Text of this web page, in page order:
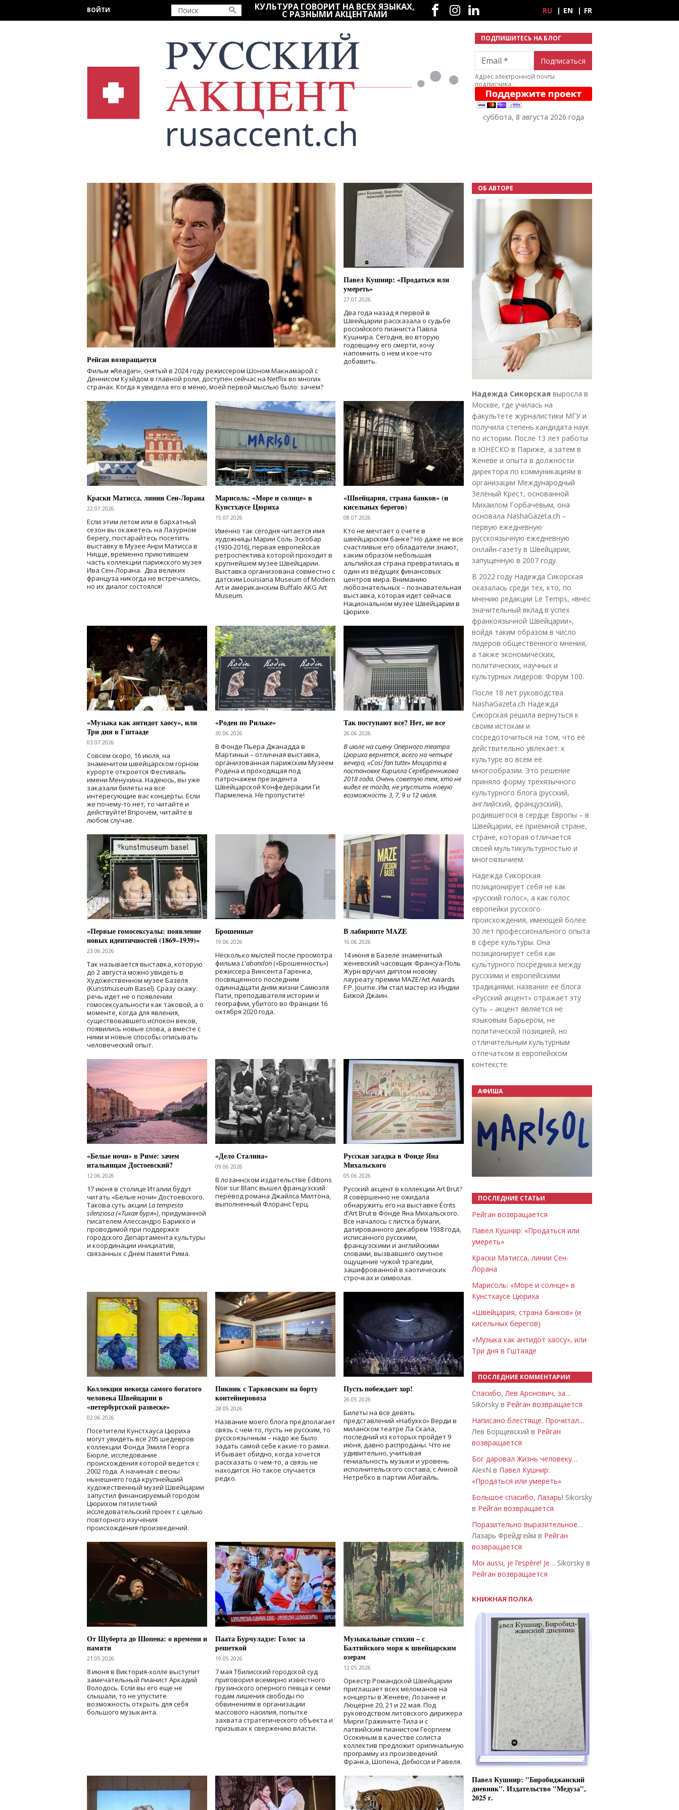
ВОЙТИ КУЛЬТУРА ГОВОРИТ НА ВСЕХ ЯЗЫКАХ,
С РАЗНЫМИ АКЦЕНТАМИ
Социальные сети
RU EN FR
ПОДПИШИТЕСЬ НА БЛОГ
Email
Адрес электронной почты
подписчика.
суббота, 8 августа 2026 года
Рейган возвращается
Фильм «Reagan», снятый в 2024 годурежиссером Шоном Макнамарой с
Деннисом Куэйдом в главной роли, доступен сейчас на Netflix во многих
странах. Когда я увидела его в меню, моей первой мыслью было: зачем?
Павел Кушнир: «Продаться или
умереть»
27.07.2026
Два года назад я первой в
Швейцарии рассказала о судьбе
российского пианиста Павла
Кушнира. Сегодня, во вторую
годовщину его смерти, хочу
напомнить о нем и кое-что
добавить.
Краски Матисса, линии Сен-Лорана
22.07.2026
Если этим летом или в бархатный
сезон вы окажетесь на Лазурном
берегу, постарайтесь посетить
выставку в Музее Анри Матисса в
Ницце, временно приютившем
часть коллекции парижского музея
Ива Сен-Лорана. Два великих
француза никогда не встречались,
но их диалог состоялся!
Марисоль: «Море и солнце» в
Кунстхаусе Цюриха
15.07.2026
Именно так сегодня читается имя
художницы Марии Соль Эскобар
(1930-2016), первая европейская
ретроспектива которой проходит в
крупнейшем музее Швейцарии.
Выставка организована совместно с
датским Louisiana Museum of Modern
Art и американским Buffalo AKG Art
Museum.
«Швейцария, страна банков» (и
кисельных берегов)
08.07.2026
Кто не мечтает о счете в
швейцарском банке? Но даже не все
счастливые его обладатели знают,
каким образом небольшая
альпийская страна превратилась в
один из ведущих финансовых
центров мира. Вниманию
любознательных – познавательная
выставка, которая идет сейчас в
Национальном музее Швейцарии в
Цюрихе.
«Музыка как антидот хаосу», или
Три дня в Гштааде
03.07.2026
Совсем скоро, 16 июля, на
знаменитом швейцарском горном
курорте откроется Фестиваль
имени Менухина. Надеюсь, вы уже
заказали билеты на все
интересующие вас концерты. Если
же почему-то нет, то читайте и
действуйте! Впрочем, читайте в
любом случае.
«Роден по Рильке»
30.06.2026
В Фонде Пьера Джанадда в
Мартиньи – отличная выставка,
организованная парижским Музеем
Родена и проходящая под
патронажем президента
Швейцарской Конфедерации Ги
Пармелена. Не пропустите!
Так поступают все? Нет, не все
26.06.2026
В июле на сцену Оперного театра
Цюриха вернется, всего на четыре
вечера, «Cosí fan tutte» Моцарта в
постановке Кирилла Серебренникова
2018 года. Очень советую тем, кто не
видел ее тогда, не упустить новую
возможность 3, 7, 9 и 12 июля.
«Первые гомосексуалы: появление
новых идентичностей (1869–1939)»
23.06.2026
Так называется выставка, которую
до 2 августа можно увидеть в
Художественном музее Базеля
(Kunstmuseum Basel). Сразу скажу:
речь идет не о появлении
гомосексуальности как таковой, а о
моменте, когда для явления,
существовавшего испокон веков,
появились новые слова, а вместе с
ними и новые способы описывать
человеческий опыт.
Брошенные
19.06.2026
Несколько мыслей после просмотра
фильма L'abandon(«Брошенность»)
режиссера Винсента Гаренка,
посвященного последним
одиннадцати дням жизни Самюэля
Пати, преподавателя истории и
географии, убитого во Франции 16
октября 2020 года.
В лабиринте MAZE
16.06.2026
14 июня в Базеле знаменитый
женевский часовщик Франсуа-Поль
Журн вручил диплом новому
лауреату премии MAZE/Art Awards
F.P. Journe. Им стал мастер из Индии
Бижой Джаин.
«Белые ночи» в Риме: зачем
итальянцам Достоевский?
12.06.2026
17 июня в столице Италии будут
читать «Белые ночи» Достоевского.
Такова суть акции La tempesta
silenziosa («Тихая буря»), придуманной
писателем Алессандро Барикко и
проводимой при поддержке
городского Департамента культуры
и координации инициатив,
связанных с Днем памяти Рима.
«Дело Сталина»
09.06.2026
В лозаннском издательстве Éditions
Noir sur Blanc вышел французский
перевод романа Джайлса Милтона,
выполненный Флоранс Герц.
Русская загадка в Фонде Яна
Михальского
05.06.2026
Русский акцент в коллекции Art Brut?
Я совершенно не ожидала
обнаружить его на выставке Écrits
d’Art Brut в Фонде Яна Михальского.
Все началось с листка бумаги,
датированного декабрем 1938 года,
исписанного русскими,
французскими и английскими
словами, вызвавшего смутное
ощущение чужой трагедии,
зашифрованной в хаотических
строчках и символах.
Коллекция некогда самого богатого
человека Швейцарии в
«петербургской развеске»
02.06.2026
Посетители Кунстхауса Цюриха
могут увидеть все 205 шедевров
коллекции Фонда Эмиля Георга
Бюрле, исследование
происхождения которой ведется с
2002 года. А начиная с весны
нынешнего года крупнейший
художественный музей Швейцарии
запустил финансируемый городом
Цюрихом пятилетний
исследовательский проект с целью
повторного изучения
происхождения произведений.
Пикник с Тарковским на борту
контейнеровоза
28.05.2026
Название моего блога предполагает
связь с чем-то, пусть не русским, то
русскоязычным – надо же было
задать самой себе какие-то рамки.
И бывает обидно, когда хочется
рассказать о чем-то, а связь не
находится. Но такое случается
редко.
Пусть побеждает хор!
26.05.2026
Билеты на все девять
представлений «Набукко» Верди в
миланском театре Ла Скала,
последний из которых пройдет 9
июня, давно распроданы. Что не
удивительно, учитывая
гениальность музыки и уровень
исполнительского состава, с Анной
Нетребко в партии Абигайль.
От Шуберта до Шопена: о времени и
памяти
21.05.2026
8 июня в Виктория-холле выступит
замечательный пианист Аркадий
Володось. Если вы его еще не
слышали, то не упустите
возможность открыть для себя
большого музыканта.
Паата Бурчуладзе: Голос за
решеткой
19.05.2026
7 мая Тбилисский городской суд
приговорил всемирно известного
грузинского оперного певца к семи
годам лишения свободы по
обвинениям в организации
массового насилия, попытке
захвата стратегического объекта и
призывах к свержению власти.
Музыкальные стихии – с
Балтийского моря к швейцарским
озерам
12.05.2026
Оркестр Романдской Швейцарии
приглашает всех меломанов на
концерты в Женеве, Лозанне и
Люцерне 20, 21 и 22 мая. Под
руководством литовского дирижера
Мирги Гражините-Тила и с
латвийским пианистом Георгием
Осокиным в качестве солиста
коллектив предложит оригинальную
программу из произведений
Франка, Шопена, Дебюсси и Равеля.
ОБ АВТОРЕ
Надежда Сикорская выросла в
Москве, где училась на
факультете журналистики МГУ и
получила степень кандидата наук
по истории. После 13 лет работы
в ЮНЕСКО в Париже, а затем в
Женеве и опыта в должности
директора по коммуникациям в
организации Международный
Зелёный Крест, основанной
Михаилом Горбачёвым, она
основала NashaGazeta.ch –
первую ежедневную
русскоязычную ежедневную
онлайн-газету в Швейцарии,
запущенную в 2007 году.
В 2022 году Надежда Сикорская
оказалась среди тех, кто, по
мнению редакции Le Temps, «внёс
значительный вклад в успех
франкоязычной Швейцарии»,
войдя таким образом в число
лидеров общественного мнения,
а также экономических,
политических, научных и
культурных лидеров: Форум 100.
После 18 лет руководства
NashaGazeta.ch Надежда
Сикорская решила вернуться к
своим истокам и
сосредоточиться на том, что её
действительно увлекает: к
культуре во всём её
многообразии. Это решение
приняло форму трёхязычного
культурного блога (русский,
английский, французский),
родившегося в сердце Европы – в
Швейцарии, её приёмной стране,
стране, которая отличается
своей мультикультурностью и
многоязычием.
Надежда Сикорская
позиционирует себя не как
«русский голос», а как голос
европейки русского
происхождения, имеющей более
30 лет профессионального опыта
в сфере культуры. Она
позиционирует себя как
культурного посредника между
русскими и европейскими
традициями; название её блога
«Русский акцент» отражает эту
суть – акцент является не
языковым барьером, не
политической позицией, но
отличительным культурным
отпечатком в европейском
контексте.
АФИША
ПОСЛЕДНИЕ СТАТЬИ
Рейган возвращается
Павел Кушнир: «Продаться или
умереть»
Краски Матисса, линии Сен-
Лорана
Марисоль: «Море и солнце» в
Кунстхаусе Цюриха
«Швейцария, страна банков» (и
кисельных берегов)
«Музыка как антидот хаосу», или
Три дня в Гштааде
ПОСЛЕДНИЕ КОММЕНТАРИИ
Спасибо, Лев Аронович, за…
Sikorsky в Рейган возвращается
Написано блестяще. Прочитал…
Лев Борщевский в Рейган
возвращается
Бог даровал Жизнь человеку…
AlexN в Павел Кушнир:
«Продаться или умереть»
Большое спасибо, Лазарь! Sikorsky
в Рейган возвращается
Поразительно выразительное…
Лазарь Фрейдгейм в Рейган
возвращается
Moi aussi, je l’espère! Je… Sikorsky в
Рейган возвращается
КНИЖНАЯ ПОЛКА
Павел Кушнир: "Биробиджанский
дневник". Издательство "Медуза",
2025 г.